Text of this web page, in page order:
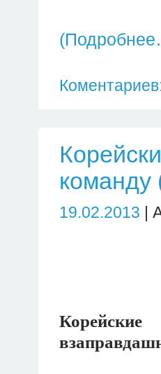
команду
19.02.2013 |